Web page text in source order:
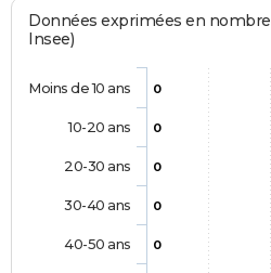
Données exprimées en nombre
Insee)
0
0
0
0
0
Moins de 10 ans
10-20 ans
20-30 ans
30-40 ans
40-50 ans